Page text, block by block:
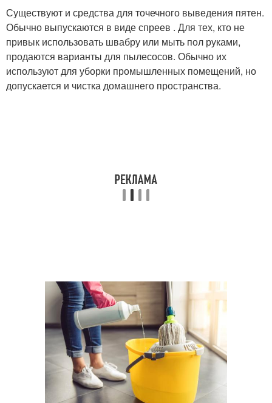
Существуют и средства для точечного выведения пятен.
Обычно выпускаются в виде спреев . Для тех, кто не
привык использовать швабру или мыть пол руками,
продаются варианты для пылесосов. Обычно их
используют для уборки промышленных помещений, но
допускается и чистка домашнего пространства.